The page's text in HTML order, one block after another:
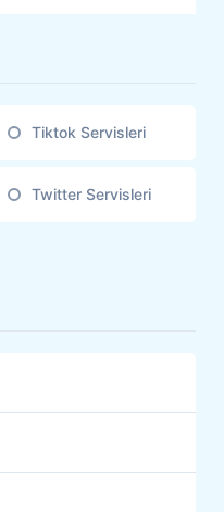
Tiktok Servisleri
Twitter Servisleri